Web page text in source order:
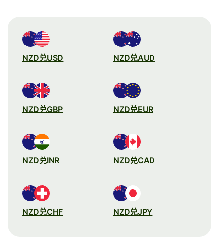
NZD兑USD NZD兑AUD
NZD兑GBP NZD兑EUR
NZD兑INR NZD兑CAD
NZD兑CHF NZD兑JPY